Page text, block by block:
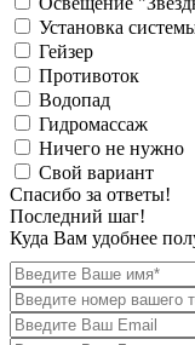
Установка
Гейзер
Противоток
Водопад
Гидромассаж
Ничего не нужно
Свой вариант
Спасибо за ответы!
Последний шаг!
Куда Вам удобнее
По Телефону
В